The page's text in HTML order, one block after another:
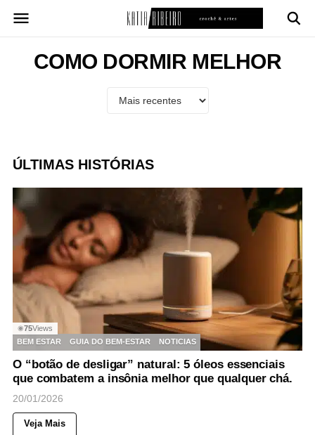
para
conteúdoCOMO DORMIR MELHOR
ÚLTIMAS HISTÓRIAS
◉75Views
BEM ESTAR
GUIA DO BEM-ESTAR NOTICIAS
O “botão de desligar” natural: 5 óleos essenciais
que combatem a insônia melhor que qualquer chá.
20/01/2026
Veja Mais